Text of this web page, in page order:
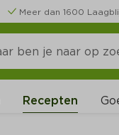
Meer dan 1600
Recepten